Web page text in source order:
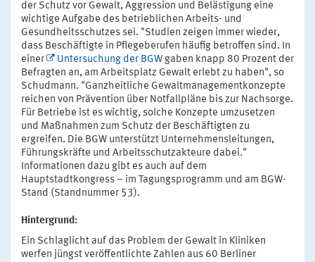
der Schutz vor Gewalt, Aggression und Belästigung eine
wichtige Aufgabe des betrieblichen Arbeits- und
Gesundheitsschutzes sei. "Studien zeigen immer wieder,
dass Beschäftigte in Pflegeberufen häufig betroffen sind. In
einer
Untersuchung der BGW gaben knapp 80 Prozent der
Befragten an, am Arbeitsplatz Gewalt erlebt zu haben", so
Schudmann. "Ganzheitliche Gewaltmanagementkonzepte
reichen von Prävention über Notfallpläne bis zur Nachsorge.
Für Betriebe ist es wichtig, solche Konzepte umzusetzen
und Maßnahmen zum Schutz der Beschäftigten zu
ergreifen. Die BGW unterstützt Unternehmensleitungen,
Führungskräfte und Arbeitsschutzakteure dabei."
Informationen dazu gibt es auch auf dem
Hauptstadtkongress – im Tagungsprogramm und am BGW-
Stand (Standnummer 53).
Hintergrund:
Ein Schlaglicht auf das Problem der Gewalt in Kliniken
werfen jüngst veröffentlichte Zahlen aus 60 Berliner